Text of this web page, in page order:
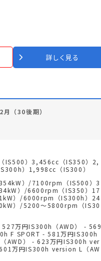
詳しく見る
（30後期）
IS500）3,456cc（IS350）2,
）1,998cc（IS300）
）/7100rpm（IS500）3
）/6600rpm（IS350）17
）/6000rpm（IS300h）24
）/5200～5800rpm（IS30
万円IS300h（AWD） - 569
F SPORT - 581万円IS300h
AWD） - 623万円IS300h ver
万円IS300h version L（AW